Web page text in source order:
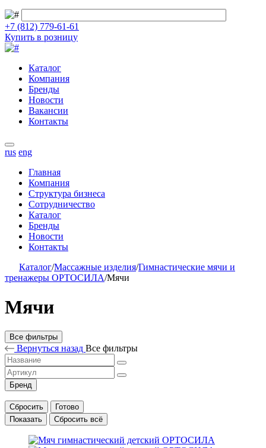
+7 (812) 779-61-61
Купить в розницу
Каталог
Компания
Бренды
Новости
Вакансии
Контакты
rus eng
Главная
Компания
Структура бизнеса
Сотрудничество
Каталог
Бренды
Новости
Контакты
Каталог/Массажные изделия/Гимнастические мячи и
тренажеры ОРТОСИЛА/Мячи
Мячи
Все фильтры
Вернуться назад Все фильтры
Бренд
Сбросить
Готово
Показать
Сбросить всё